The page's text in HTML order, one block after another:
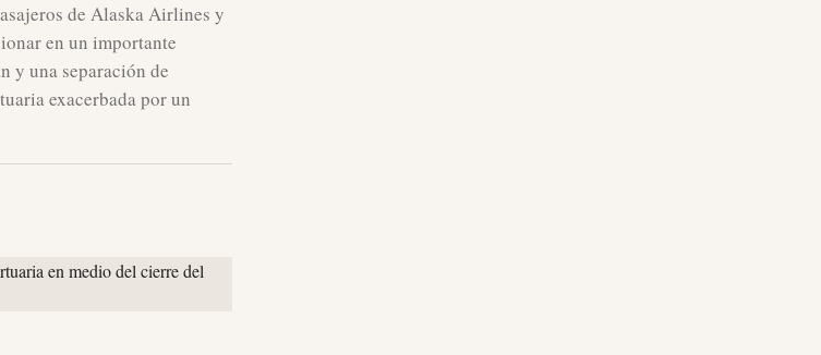
de Alaska Airlines y
en un importante
y una separación de
exacerbada por un